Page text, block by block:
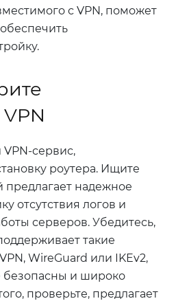
с VPN, поможет
сервис,
роутера. Ищите
предлагает надежное
отсутствия логов и
серверов. Убедитесь,
такие
WireGuard или IKEv2,
безопасны и широко
проверьте, предлагает